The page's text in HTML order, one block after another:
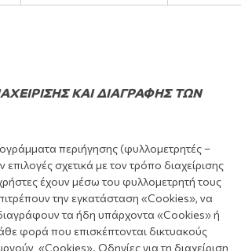
ΚΑΙ ΔΙΑΓΡΑΦΗΣ ΤΩΝ
περιήγησης (φυλλομετρητές –
σχετικά με τον τρόπο διαχείρισης
έχουν μέσω του φυλλομετρητή τους
την εγκατάσταση «Cookies», να
τα ήδη υπάρχοντα «Cookies» ή
φορά που επισκέπτονται δικτυακούς
«Cookies». Οδηγίες για τη διαχείριση